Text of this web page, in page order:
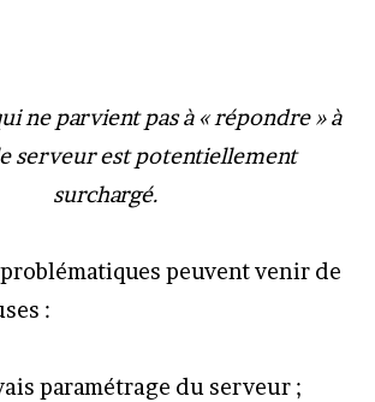
ne parvient pas à « répondre » à
serveur est potentiellement
surchargé.
peuvent venir de
:
paramétrage du serveur ;